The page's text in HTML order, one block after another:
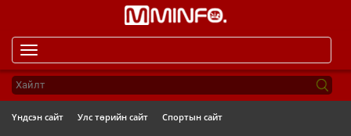
navigation
Үндсэн сайт Улс төрийн сайт Спортын сайт